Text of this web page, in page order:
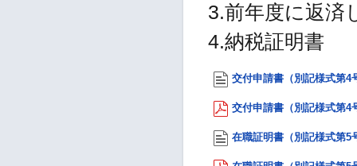
3.前年度に返済
4.納税証明書
交付申請書（別記様式第4
交付申請書（別記様式第4
在職証明書（別記様式第5